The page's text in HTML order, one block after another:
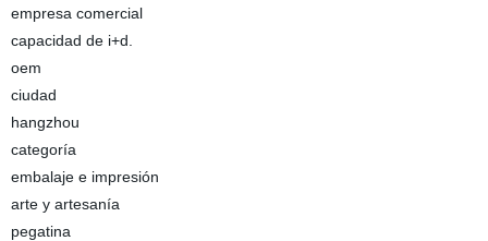
empresa comercial
capacidad de i+d.
oem
ciudad
hangzhou
categoría
embalaje e impresión
arte y artesanía
pegatina